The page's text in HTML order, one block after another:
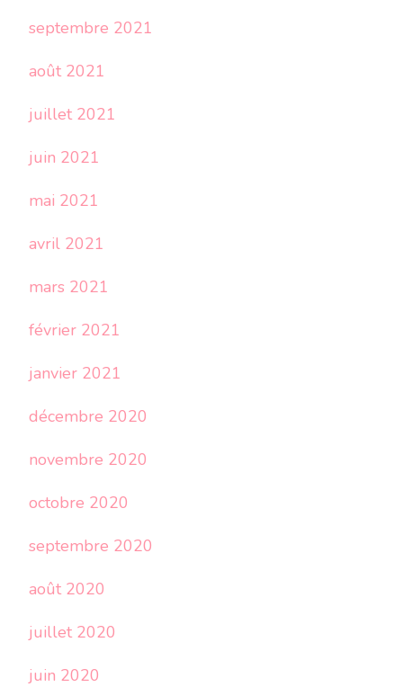
septembre 2021
août 2021
juillet 2021
juin 2021
mai 2021
avril 2021
mars 2021
février 2021
janvier 2021
décembre 2020
novembre 2020
octobre 2020
septembre 2020
août 2020
juillet 2020
juin 2020